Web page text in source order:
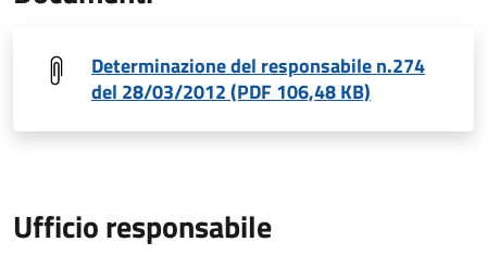
Determinazione del responsabile n.274
del 28/03/2012 (PDF 106,48 KB)
Ufficio responsabile